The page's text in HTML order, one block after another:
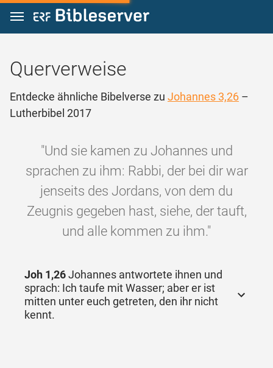
Zum Inhalt springen
Querverweise
Entdecke ähnliche Bibelverse zu Johannes 3,26 –
Lutherbibel 2017
"Und sie kamen zu Johannes und
sprachen zu ihm: Rabbi, der bei dir war
jenseits des Jordans, von dem du
Zeugnis gegeben hast, siehe, der tauft,
und alle kommen zu ihm."
Joh 1,26Johannes antwortete ihnen und
sprach: Ich taufe mit Wasser; aber er ist
mitten unter euch getreten, den ihr nicht
kennt.